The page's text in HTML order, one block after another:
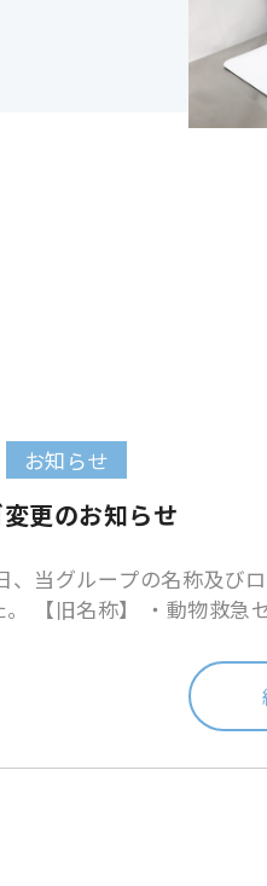
お知らせ
更のお知らせ
、当グループの名称及び
【旧名称】 ・動物救急